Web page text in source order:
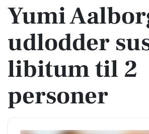
Yumi
udlodder
libitum til 2
personer